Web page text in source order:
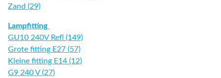
Zand (29)
Lampfitting
GU10 240V Refl (149)
Grote fitting E27 (57)
Kleine fitting E14 (12)
G9 240 V (27)